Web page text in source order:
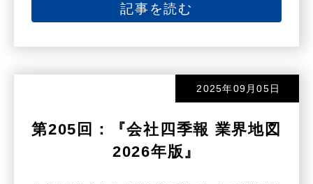
記事を読む
2025年09月05日
第205回：『会社四季報 業界地図
2026年版』